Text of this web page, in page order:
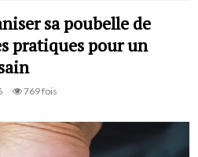
sa poubelle de
pratiques pour un
769 fois